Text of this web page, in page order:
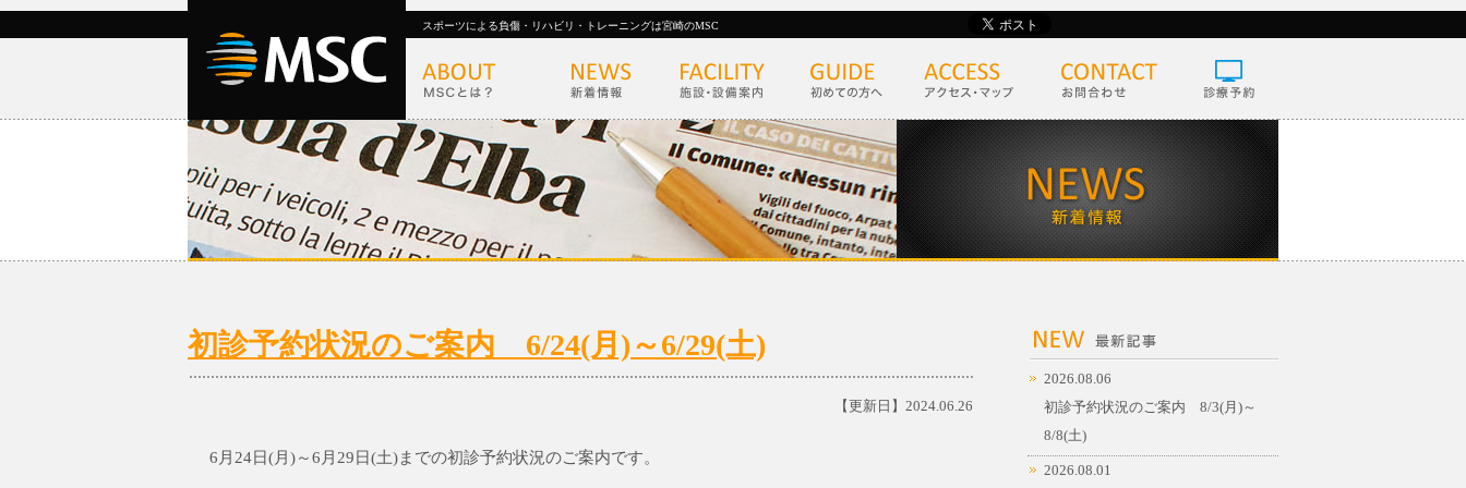
スポーツによる負傷・リハビリ・トレーニングは宮崎のMSC
初診予約状況のご案内 6/24(月)～6/29(土)
【更新日】2024.06.26
6月24日(月)～6月29日(土)までの初診予約状況のご案内です。
2026.08.06
初診予約状況のご案内 8/3(月)～
8/8(土)
2026.08.01